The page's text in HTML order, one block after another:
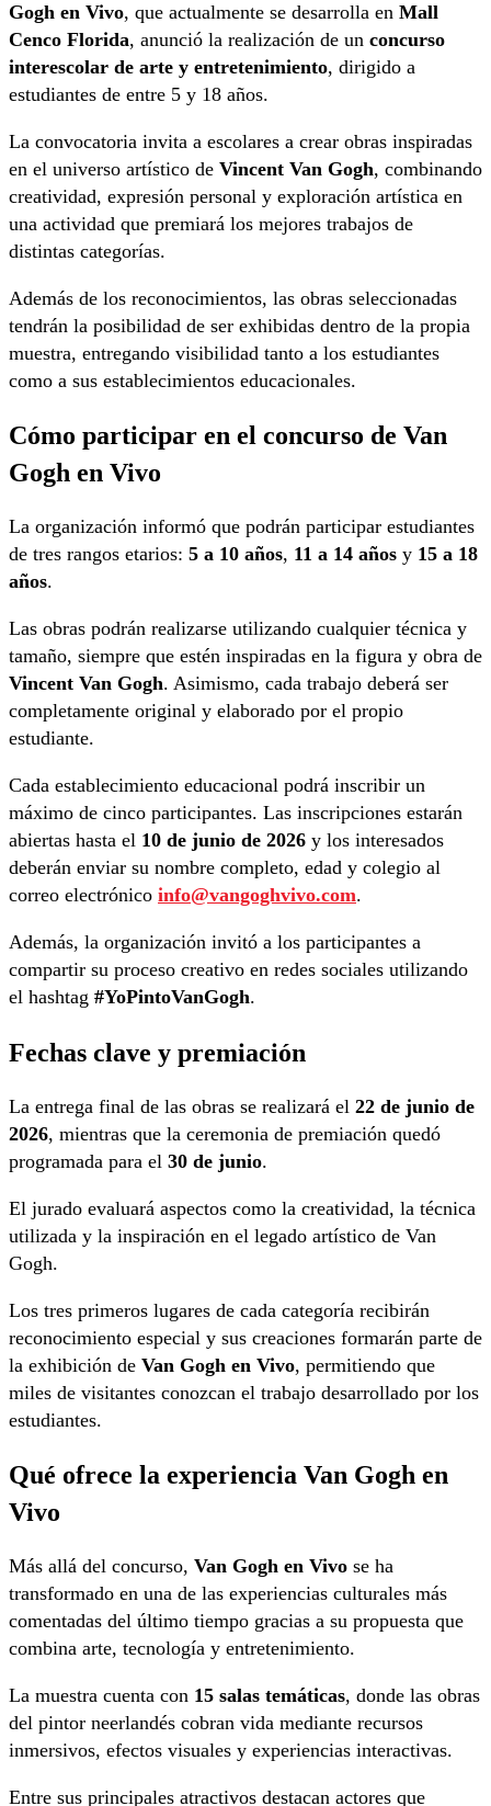
Gogh en Vivo, que actualmente se desarrolla en Mall
Cenco Florida, anunció la realización de un concurso
interescolar de arte y entretenimiento, dirigido a
estudiantes de entre 5 y 18 años.
La convocatoria invita a escolares a crear obras inspiradas
en el universo artístico de Vincent Van Gogh, combinando
creatividad, expresión personal y exploración artística en
una actividad que premiará los mejores trabajos de
distintas categorías.
Además de los reconocimientos, las obras seleccionadas
tendrán la posibilidad de ser exhibidas dentro de la propia
muestra, entregando visibilidad tanto a los estudiantes
como a sus establecimientos educacionales.
Cómo participar en el concurso de Van
Gogh en Vivo
La organización informó que podrán participar estudiantes
de tres rangos etarios: 5 a 10 años, 11 a 14 años y 15 a 18
años.
Las obras podrán realizarse utilizando cualquier técnica y
tamaño, siempre que estén inspiradas en la figura y obra de
Vincent Van Gogh. Asimismo, cada trabajo deberá ser
completamente original y elaborado por el propio
estudiante.
Cada establecimiento educacional podrá inscribir un
máximo de cinco participantes. Las inscripciones estarán
abiertas hasta el 10 de junio de 2026 y los interesados
deberán enviar su nombre completo, edad y colegio al
correo electrónico info@vangoghvivo.com.
Además, la organización invitó a los participantes a
compartir su proceso creativo en redes sociales utilizando
el hashtag #YoPintoVanGogh.
Fechas clave y premiación
La entrega final de las obras se realizará el 22 de junio de
2026, mientras que la ceremonia de premiación quedó
programada para el 30 de junio.
El jurado evaluará aspectos como la creatividad, la técnica
utilizada y la inspiración en el legado artístico de Van
Gogh.
Los tres primeros lugares de cada categoría recibirán
reconocimiento especial y sus creaciones formarán parte de
la exhibición de Van Gogh en Vivo, permitiendo que
miles de visitantes conozcan el trabajo desarrollado por los
estudiantes.
Qué ofrece la experiencia Van Gogh en
Vivo
Más allá del concurso, Van Gogh en Vivo se ha
transformado en una de las experiencias culturales más
comentadas del último tiempo gracias a su propuesta que
combina arte, tecnología y entretenimiento.
La muestra cuenta con 15 salas temáticas, donde las obras
del pintor neerlandés cobran vida mediante recursos
inmersivos, efectos visuales y experiencias interactivas.
Entre sus principales atractivos destacan actores que